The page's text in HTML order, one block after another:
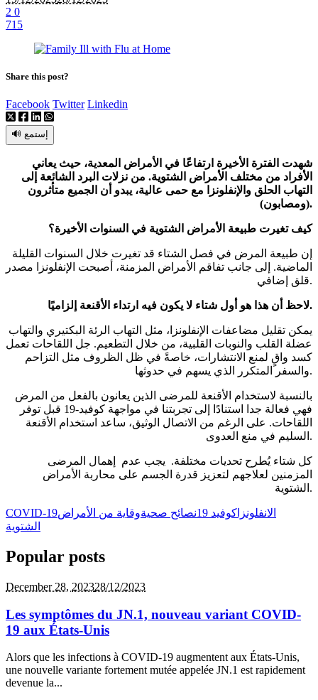
2 0
715
Share this post?
Facebook Twitter Linkedin
🔊 إستمع
شهدت الفترة الأخيرة ارتفاعًا في الأمراض المعدية، حيث يعاني
الأفراد من مختلف الأمراض الشتوية. من نزلات البرد الشائعة إلى
التهاب الحلق والإنفلونزا مع حمى عالية، يبدو أن الجميع متأثرون
(ومصابون).
كيف تغيرت طبيعة الأمراض الشتوية في السنوات الأخيرة؟
إن طبيعة المرض في فصل الشتاء قد تغيرت خلال السنوات القليلة
الماضية. إلى جانب تفاقم الأمراض المزمنة، أصبحت الإنفلونزا مصدر
قلق إضافي.
لاحظ أن هذا هو أول شتاء لا يكون فيه ارتداء الأقنعة إلزاميًا.
يمكن تقليل مضاعفات الإنفلونزا، مثل التهاب الرئة البكتيري والتهاب
عضلة القلب والنوبات القلبية، من خلال التطعيم. جل اللقاحات تعمل
كسد واقٍ لمنع الانتشارات، خاصةً في ظل الظروف مثل التزاحم
والسفر المتكرر الذي يسهم في حدوثها.
بالنسبة لاستخدام الأقنعة للمرضى الذين يعانون بالفعل من المرض
فهي فعالة جدا استنادًا إلى تجربتنا في مواجهة كوفيد-19 قبل توفر
اللقاحات. على الرغم من الاتصال الوثيق، ساعد استخدام الأقنعة
السليم في منع العدوى.
كل شتاء يُطرح تحديات مختلفة. يجب عدم إهمال المرضى
المزمنين لعلاجهم لتعزيز قدرة الجسم على محاربة الأمراض
الشتوية.
COVID-19 الانفلونزا كوفيد 19 نصائح صحيةوقاية من الأمراض
الشتوية
Popular posts
December 28, 202328/12/2023
Les symptômes du JN.1, nouveau variant COVID-
19 aux États-Unis
Alors que les infections à COVID-19 augmentent aux États-Unis,
une nouvelle variante fortement mutée appelée JN.1 est rapidement
devenue la...